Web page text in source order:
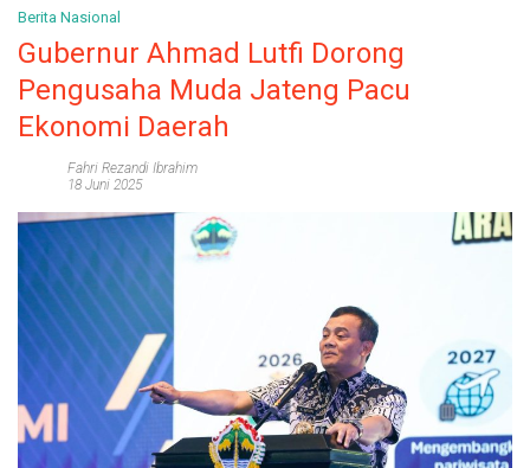
Berita Nasional
Gubernur Ahmad Lutfi Dorong
Pengusaha Muda Jateng Pacu
Ekonomi Daerah
Fahri Rezandi Ibrahim
18 Juni 2025